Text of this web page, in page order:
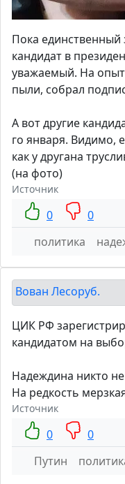
Пока
кандидат в
уважаемый. На
пыли, собрал
А вот другие
го января. Видимо,
как у другана
(на фото)
Источник
0 0
политика
Вован Лесоруб.
ЦИК РФ
кандидатом на
Надеждина никто
На редкость
Источник
0 0
Путин